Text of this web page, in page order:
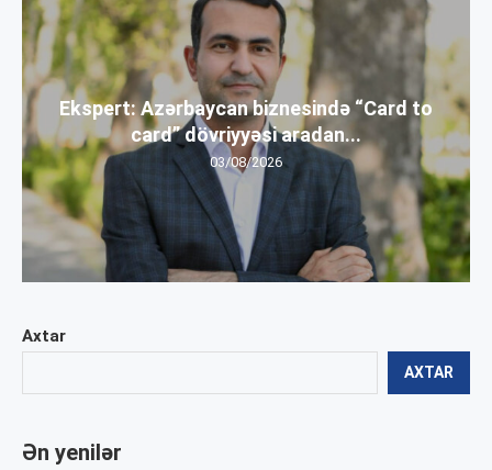
Axtar
AXTAR
Ən yenilər
Ekspert: Azərbaycan biznesində “Card to
card” dövriyyəsi aradan...
03/08/2026